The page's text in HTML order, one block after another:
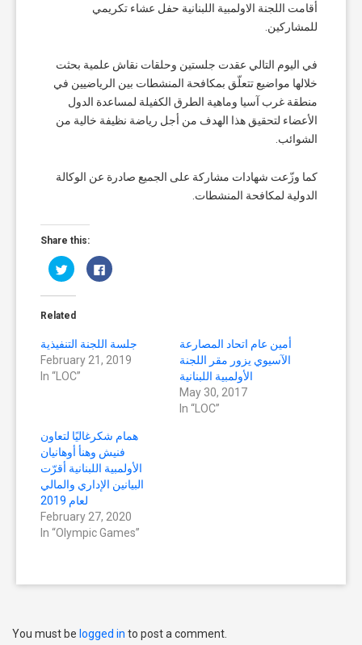
أقامت اللجنة الاولمبية اللبنانية حفل عشاء تكريمي
للمشاركين.
في اليوم التالي عقدت جلستين وحلقات نقاش علمية بحثت
خلالها مواضيع تتعلّق بمكافحة المنشطات بين الرياضيين في
منطقة غرب آسيا وماهية الطرق الكفيلة لمساعدة الدول
الأعضاء لتحقيق هذا الهدف من أجل رياضة نظيفة خالية من
الشوائب.
كما وزّعت شهادات مشاركة على الجميع صادرة عن الوكالة
الدولية لمكافحة المنشطات.
Share this:
Click
to
share
on
(Opens
window)
Click
to
window)
Related
جلسة اللجنة التنفيذية
February 21, 2019
In “LOC”
أمين عام اتحاد المصارعة
الآسيوي يزور مقر اللجنة
الأولمبية اللبنانية
May 30, 2017
In “LOC”
همام شكرغاليًا لتعاون
فنيش وهنأ أوهانيان
الأولمبية اللبنانية أقرّت
البيانين الإداري والمالي
لعام 2019
February 27, 2020
In “Olympic Games”
You must be logged in to post a comment.